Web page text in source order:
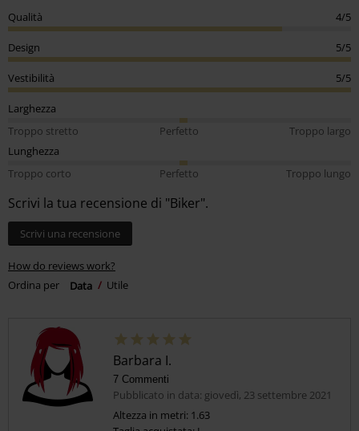
Qualità
4/5
Design 5/5
Vestibilità 5/5
Larghezza
Troppo stretto
Perfetto
Troppo largo
Lunghezza
Troppo corto
Perfetto Troppo lungo
Scrivi la tua recensione di "Biker".
Scrivi una recensione
How do reviews work?
Ordina per
Data Utile
Barbara I.
7 Commenti
Pubblicato in data: giovedì, 23 settembre 2021
Altezza in metri: 1.63